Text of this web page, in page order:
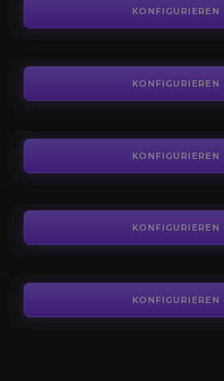
KONFIGURIEREN
KONFIGURIEREN
KONFIGURIEREN
KONFIGURIEREN
Equilibrium Dungeon
KONFIGURIEREN